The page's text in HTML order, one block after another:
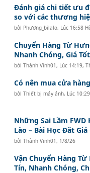
Đánh giá chi tiết ưu
so với các thương
bởi Phương_bilalo, Lúc 16:58
Chuyển Hàng Từ
Nhanh Chóng, Giá Tốt
bởiThành Vinh01 , Lúc 14:19,
Có nên mua cửa
bởiThiết bị máy ảnh, Lúc
Những Sai Lầm FWD
Lào – Bài Học Đắt
bởiThành Vinh01 , 1/8/26
Vận Chuyển Hàng
Tín, Nhanh Chóng,